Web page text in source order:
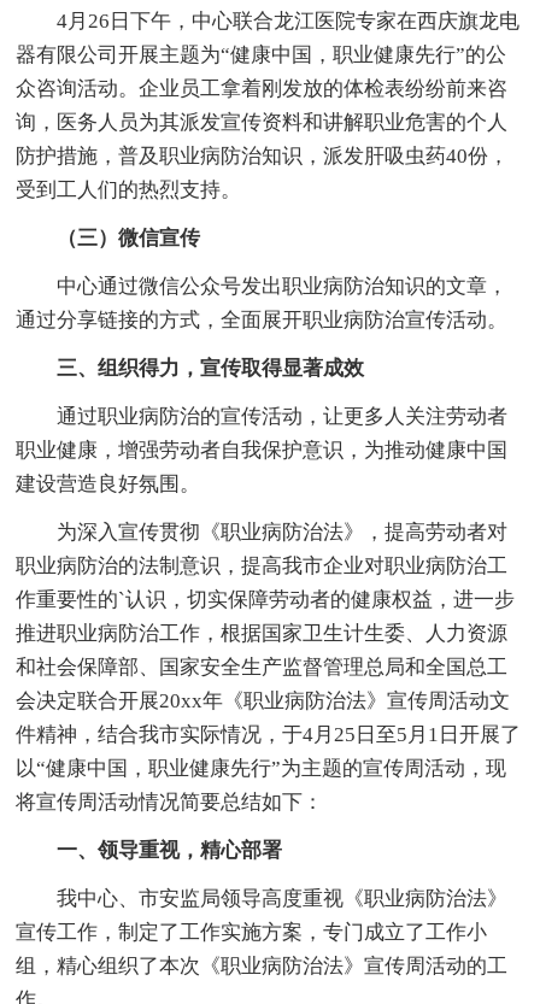
4月26日下午，中心联合龙江医院专家在西庆旗龙电
器有限公司开展主题为“健康中国，职业健康先行”的公
众咨询活动。企业员工拿着刚发放的体检表纷纷前来咨
询，医务人员为其派发宣传资料和讲解职业危害的个人
防护措施，普及职业病防治知识，派发肝吸虫药40份，
受到工人们的热烈支持。
（三）微信宣传
中心通过微信公众号发出职业病防治知识的文章，
通过分享链接的方式，全面展开职业病防治宣传活动。
三、组织得力，宣传取得显著成效
通过职业病防治的宣传活动，让更多人关注劳动者
职业健康，增强劳动者自我保护意识，为推动健康中国
建设营造良好氛围。
为深入宣传贯彻《职业病防治法》，提高劳动者对
职业病防治的法制意识，提高我市企业对职业病防治工
作重要性的`认识，切实保障劳动者的健康权益，进一步
推进职业病防治工作，根据国家卫生计生委、人力资源
和社会保障部、国家安全生产监督管理总局和全国总工
会决定联合开展20xx年《职业病防治法》宣传周活动文
件精神，结合我市实际情况，于4月25日至5月1日开展了
以“健康中国，职业健康先行”为主题的宣传周活动，现
将宣传周活动情况简要总结如下：
一、领导重视，精心部署
我中心、市安监局领导高度重视《职业病防治法》
宣传工作，制定了工作实施方案，专门成立了工作小
组，精心组织了本次《职业病防治法》宣传周活动的工